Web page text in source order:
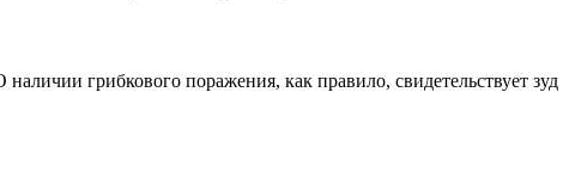
грибкового поражения, как правило, свидетельствует зуд